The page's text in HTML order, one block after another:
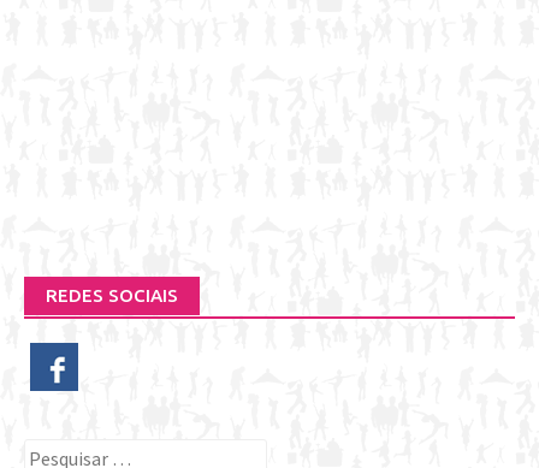
REDES SOCIAIS
Pesquisar